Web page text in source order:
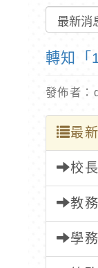
轉知「
發佈者
最
校
教
學